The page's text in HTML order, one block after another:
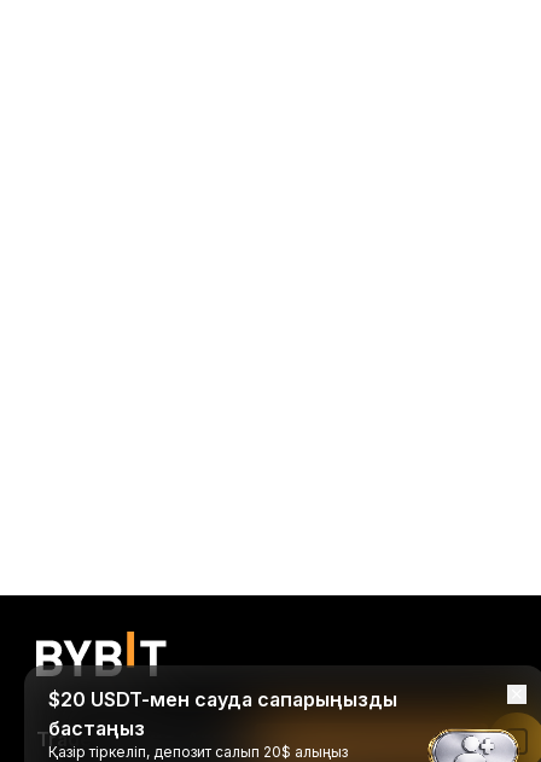
Trade Anytime, Anywhere!
$20 USDT-мен сауда сапарыңызды
бастаңыз
Қазір тіркеліп, депозит салып 20$ алыңызBybit қолданбасында оқу